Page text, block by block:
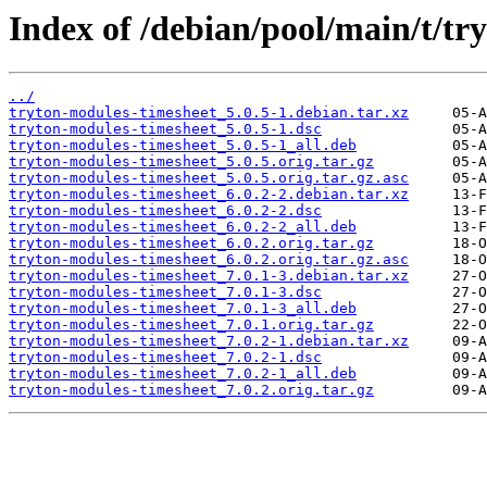
Index of /debian/pool/main/t/
../
tryton-modules-timesheet_5.0.5-1.debian.tar.xz
tryton-modules-timesheet_5.0.5-1.dsc
tryton-modules-timesheet_5.0.5-1_all.deb
tryton-modules-timesheet_5.0.5.orig.tar.gz
tryton-modules-timesheet_5.0.5.orig.tar.gz.asc
tryton-modules-timesheet_6.0.2-2.debian.tar.xz
tryton-modules-timesheet_6.0.2-2.dsc
tryton-modules-timesheet_6.0.2-2_all.deb
tryton-modules-timesheet_6.0.2.orig.tar.gz
tryton-modules-timesheet_6.0.2.orig.tar.gz.asc
tryton-modules-timesheet_7.0.1-3.debian.tar.xz
tryton-modules-timesheet_7.0.1-3.dsc
tryton-modules-timesheet_7.0.1-3_all.deb
tryton-modules-timesheet_7.0.1.orig.tar.gz
tryton-modules-timesheet_7.0.2-1.debian.tar.xz
tryton-modules-timesheet_7.0.2-1.dsc
tryton-modules-timesheet_7.0.2-1_all.deb
tryton-modules-timesheet_7.0.2.orig.tar.gz